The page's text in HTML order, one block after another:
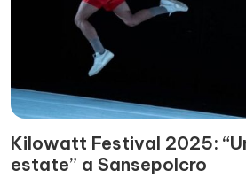
Kilowatt Festival 2025:
estate” a Sansepolcro